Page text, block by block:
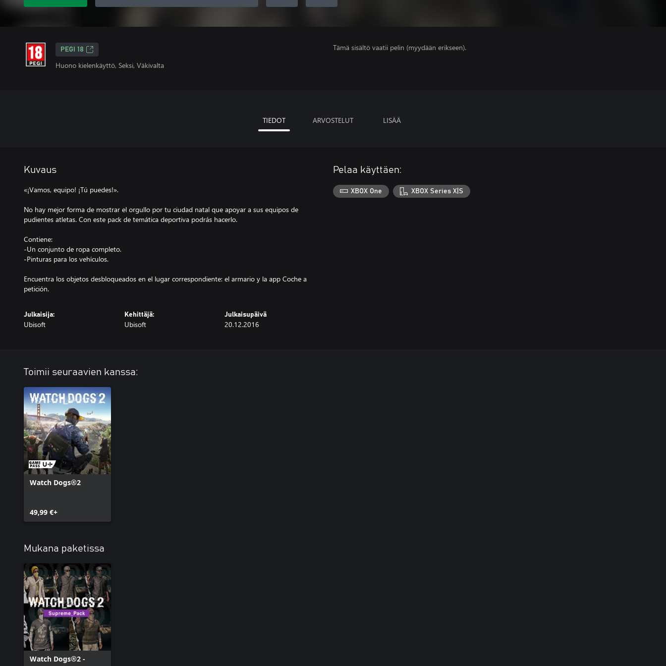
PEGI 18
Huono kielenkäyttö, Seksi, Väkivalta
Tämä sisältö vaatii pelin (myydään erikseen).
TIEDOT ARVOSTELUT LISÄÄ
Kuvaus
«¡Vamos, equipo! ¡Tú puedes!».
No hay mejor forma de mostrar el orgullo por tu ciudad natal que apoyar a sus equipos de
pudientes atletas. Con este pack de temática deportiva podrás hacerlo.
Contiene:
-Un conjunto de ropa completo.
-Pinturas para los vehículos.
Encuentra los objetos desbloqueados en el lugar correspondiente: el armario y la app Coche a
petición.
Julkaisija:
Ubisoft
Kehittäjä:
Ubisoft
Julkaisupäivä
20.12.2016
Pelaa käyttäen:
XBOX One XBOX Series X|S
Toimii seuraavien kanssa:
Watch Dogs®2
49,99 €+
Mukana paketissa
Watch Dogs®2 -